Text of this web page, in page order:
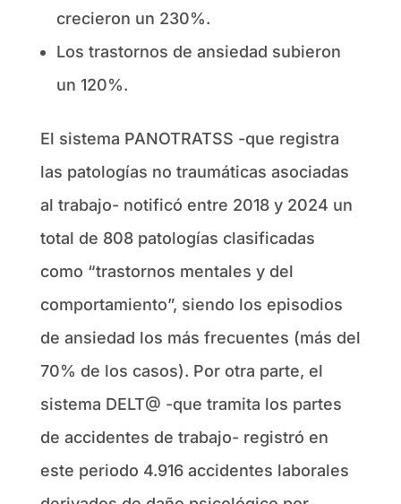
crecieron un 230%.
Los trastornos de ansiedad subieron
un 120%.
El sistema PANOTRATSS -que registra
las patologías no traumáticas asociadas
al trabajo- notificó entre 2018 y 2024 un
total de 808 patologías clasificadas
como “trastornos mentales y del
comportamiento”, siendo los episodios
de ansiedad los más frecuentes (más del
70% de los casos). Por otra parte, el
sistema DELT@ -que tramita los partes
de accidentes de trabajo- registró en
este periodo 4.916 accidentes laborales